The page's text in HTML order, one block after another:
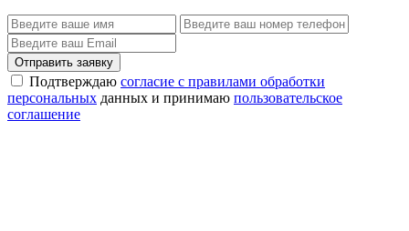
Отправить заявку
Подтверждаю согласие с правилами обработки
персональных данных и принимаю пользовательское
соглашение